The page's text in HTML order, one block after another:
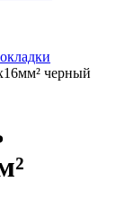
черный